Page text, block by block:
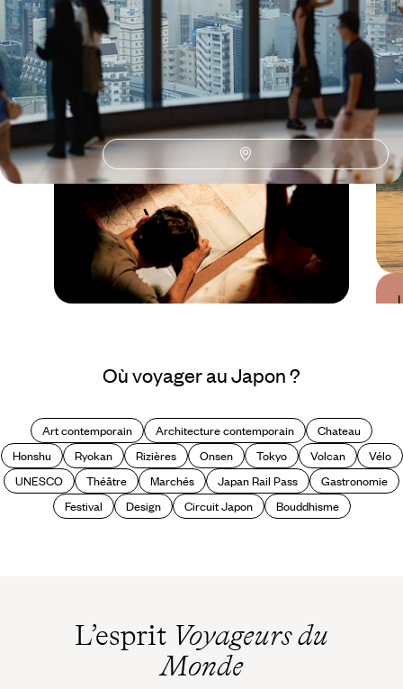
Conseils pratiques, témoignages et inspirations pour bien préparer son
voyage
Quand partir au Japon
Où voyager au Japon ?
Art contemporain Architecture contemporain
Chateau
Honshu
Ryokan Rizières Onsen Tokyo Volcan
Vélo
UNESCO
Théâtre Marchés Japan Rail Pass
Gastronomie
Festival
Design Circuit Japon Bouddhisme
L’esprit Voyageurs du
Monde